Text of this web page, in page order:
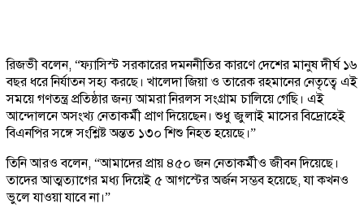
রিজভী বলেন, “ফ্যাসিস্ট সরকারের দমননীতির কারণে দেশের মানুষ দীর্ঘ ১৬
বছর ধরে নির্যাতন সহ্য করছে। খালেদা জিয়া ও তারেক রহমানের নেতৃত্বে এই
সময়ে গণতন্ত্র প্রতিষ্ঠার জন্য আমরা নিরলস সংগ্রাম চালিয়ে গেছি। এই
আন্দোলনে অসংখ্য নেতাকর্মী প্রাণ দিয়েছেন। শুধু জুলাই মাসের বিদ্রোহেই
বিএনপির সঙ্গে সংশ্লিষ্ট অন্তত ১৩০ শিশু নিহত হয়েছে।”
তিনি আরও বলেন, “আমাদের প্রায় ৪৫০ জন নেতাকর্মীও জীবন দিয়েছে।
তাদের আত্মত্যাগের মধ্য দিয়েই ৫ আগস্টের অর্জন সম্ভব হয়েছে, যা কখনও
ভুলে যাওয়া যাবে না।”